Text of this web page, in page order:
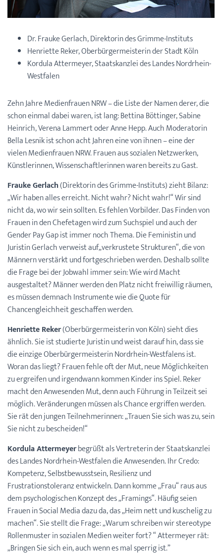
Dr. Frauke Gerlach, Direktorin des Grimme-Instituts
Henriette Reker, Oberbürgermeisterin der Stadt Köln
Kordula Attermeyer, Staatskanzlei des Landes Nordrhein-
Westfalen
Zehn Jahre Medienfrauen NRW – die Liste der Namen derer, die
schon einmal dabei waren, ist lang: Bettina Böttinger, Sabine
Heinrich, Verena Lammert oder Anne Hepp. Auch Moderatorin
Bella Lesnik ist schon acht Jahren eine von ihnen – eine der
vielen Medienfrauen NRW. Frauen aus sozialen Netzwerken,
Künstlerinnen, Wissenschaftlerinnen waren bereits zu Gast.
Frauke Gerlach(Direktorin des Grimme-Instituts) zieht Bilanz:
„Wir haben alles erreicht. Nicht wahr? Nicht wahr!“ Wir sind
nicht da, wo wir sein sollten. Es fehlen Vorbilder. Das Finden von
Frauen in den Chefetagen wird zum Suchspiel und auch der
Gender Pay Gap ist immer noch Thema. Die Feministin und
Juristin Gerlach verweist auf„verkrustete Strukturen“, die von
Männern verstärkt und fortgeschrieben werden. Deshalb sollte
die Frage bei der Jobwahl immer sein: Wie wird Macht
ausgestaltet? Männer werden den Platz nicht freiwillig räumen,
es müssen demnach Instrumente wie die Quote für
Chancengleichheit geschaffen werden.
Henriette Reker(Oberbürgermeisterin von Köln) sieht dies
ähnlich. Sie ist studierte Juristin und weist darauf hin, dass sie
die einzige Oberbürgermeisterin Nordrhein-Westfalens ist.
Woran das liegt? Frauen fehle oft der Mut, neue Möglichkeiten
zu ergreifen und irgendwann kommen Kinder ins Spiel. Reker
macht den Anwesenden Mut, denn auch Führung in Teilzeit sei
möglich. Veränderungen müssen als Chance ergriffen werden.
Sie rät den jungen Teilnehmerinnen: „Trauen Sie sich was zu, sein
Sie nicht zu bescheiden!“
Kordula Attermeyerbegrüßt als Vertreterin der Staatskanzlei
des Landes Nordrhein-Westfalen die Anwesenden. Ihr Credo:
Kompetenz, Selbstbewusstsein, Resilienz und
Frustrationstoleranz entwickeln. Dann komme „Frau“ raus aus
dem psychologischen Konzept des „Framings“. Häufig seien
Frauen in Social Media dazu da, das „Heim nett und kuschelig zu
machen“. Sie stellt die Frage: „Warum schreiben wir stereotype
Rollenmuster in sozialen Medien weiter fort? “ Attermeyer rät:
„Bringen Sie sich ein, auch wenn es mal sperrig ist.”